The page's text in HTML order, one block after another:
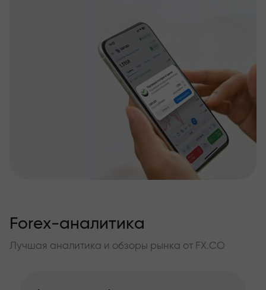
Forex-аналитика
Лучшая аналитика и обзоры рынка от FX.CO